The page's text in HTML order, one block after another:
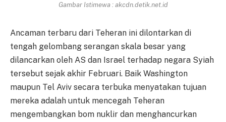
Gambar Istimewa : akcdn.detik.net.id
Ancaman terbaru dari Teheran ini dilontarkan di
tengah gelombang serangan skala besar yang
dilancarkan oleh AS dan Israel terhadap negara Syiah
tersebut sejak akhir Februari. Baik Washington
maupun Tel Aviv secara terbuka menyatakan tujuan
mereka adalah untuk mencegah Teheran
mengembangkan bom nuklir dan menghancurkan